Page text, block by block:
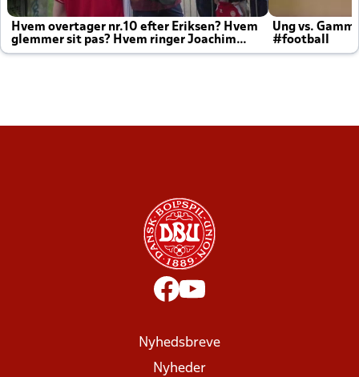
Hvem overtager nr.10 efter Eriksen? Hvem
glemmer sit pas? Hvem ringer Joachim
altid til efter kampe?
Ung vs.
#football
Nyhedsbreve
Nyheder